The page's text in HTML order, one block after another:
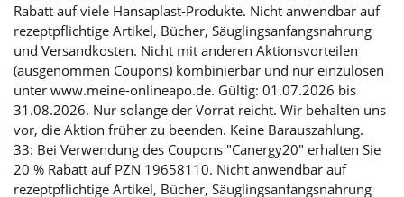
Rabatt auf viele Hansaplast-Produkte. Nicht anwendbar auf
rezeptpflichtige Artikel, Bücher, Säuglingsanfangsnahrung
und Versandkosten. Nicht mit anderen Aktionsvorteilen
(ausgenommen Coupons) kombinierbar und nur einzulösen
unter www.meine-onlineapo.de. Gültig: 01.07.2026 bis
31.08.2026. Nur solange der Vorrat reicht. Wir behalten uns
vor, die Aktion früher zu beenden. Keine Barauszahlung.
33: Bei Verwendung des Coupons "Canergy20" erhalten Sie
20 % Rabatt auf PZN 19658110. Nicht anwendbar auf
rezeptpflichtige Artikel, Bücher, Säuglingsanfangsnahrung